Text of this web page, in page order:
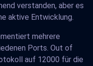
verstanden, aber es
aktive Entwicklung.
mehrere
Ports. Out of
auf 12000 für die